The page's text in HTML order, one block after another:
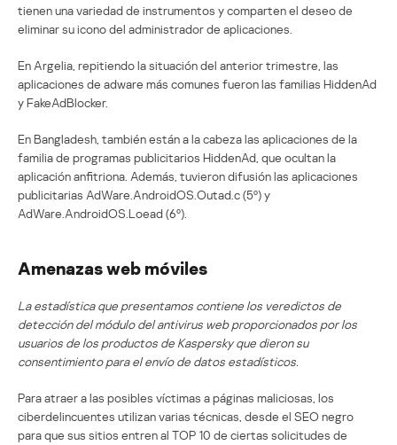
tienen una variedad de instrumentos y comparten el deseo de
eliminar su icono del administrador de aplicaciones.
En Argelia, repitiendo la situación del anterior trimestre, las
aplicaciones de adware más comunes fueron las familias HiddenAd
y FakeAdBlocker.
En Bangladesh, también están a la cabeza las aplicaciones de la
familia de programas publicitarios HiddenAd, que ocultan la
aplicación anfitriona. Además, tuvieron difusión las aplicaciones
publicitarias AdWare.AndroidOS.Outad.c (5º) y
AdWare.AndroidOS.Loead (6º).
Amenazas web móviles
La estadística que presentamos contiene los veredictos de
detección del módulo del antivirus web proporcionados por los
usuarios de los productos de Kaspersky que dieron su
consentimiento para el envío de datos estadísticos.
Para atraer a las posibles víctimas a páginas maliciosas, los
ciberdelincuentes utilizan varias técnicas, desde el SEO negro
para que sus sitios entren al TOP 10 de ciertas solicitudes de